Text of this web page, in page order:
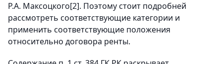
Р.А. Максоцкого[2]. Поэтому стоит подробней
рассмотреть соответствующие категории и
применить соответствующие положения
относительно договора ренты.